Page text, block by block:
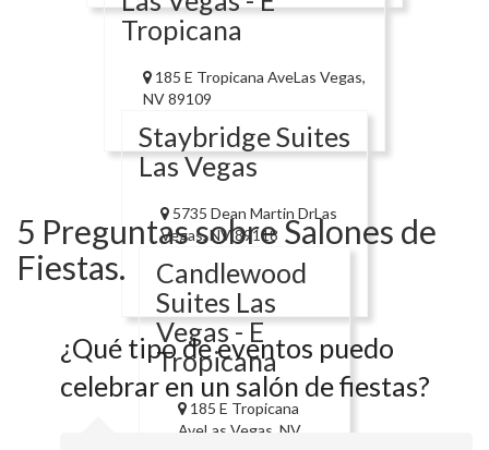
Tropicana
185 E Tropicana AveLas Vegas,
NV 89109
Staybridge Suites
Las Vegas
5735 Dean Martin DrLas
Vegas, NV 89118
Candlewood
Suites Las
Vegas - E
Tropicana
185 E Tropicana
AveLas Vegas, NV
5 Preguntas sobre Salones de
Fiestas.
¿Qué tipo de eventos puedo
celebrar en un salón de fiestas?